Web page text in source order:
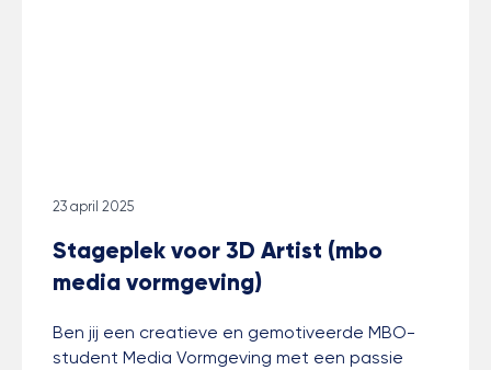
Stageplek voor 3D Artist (mbo
media vormgeving)
23 april 2025
Ben jij een creatieve en gemotiveerde MBO-
student Media Vormgeving met een passie